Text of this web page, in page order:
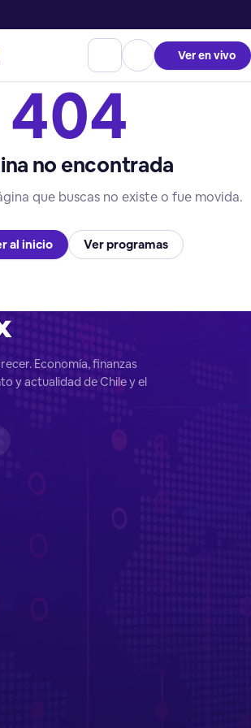
Ver en vivo
404
no encontrada
que buscas no existe o fue movida.
al inicio Ver programas
Economía, finanzas
y actualidad de Chile y el